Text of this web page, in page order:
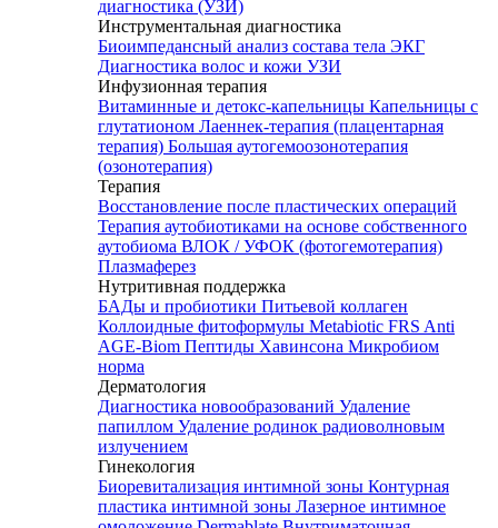
диагностика (УЗИ)
Инструментальная диагностика
Биоимпедансный анализ состава тела ЭКГ
Диагностика волос и кожи УЗИ
Инфузионная терапия
Витаминные и детокс-капельницы Капельницы с
глутатионом Лаеннек-терапия (плацентарная
терапия) Большая аутогемоозонотерапия
(озонотерапия)
Терапия
Восстановление после пластических операций
Терапия аутобиотиками на основе собственного
аутобиома ВЛОК / УФОК (фотогемотерапия)
Плазмаферез
Нутритивная поддержка
БАДы и пробиотики Питьевой коллаген
Коллоидные фитоформулы Metabiotic FRS Anti
AGE-Biom Пептиды Хавинсона Микробиом
норма
Дерматология
Диагностика новообразований Удаление
папиллом Удаление родинок радиоволновым
излучением
Гинекология
Биоревитализация интимной зоны Контурная
пластика интимной зоны Лазерное интимное